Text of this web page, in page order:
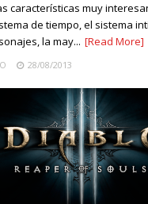
características muy
de tiempo, el sistema
la may... [Read More]
28/08/2013